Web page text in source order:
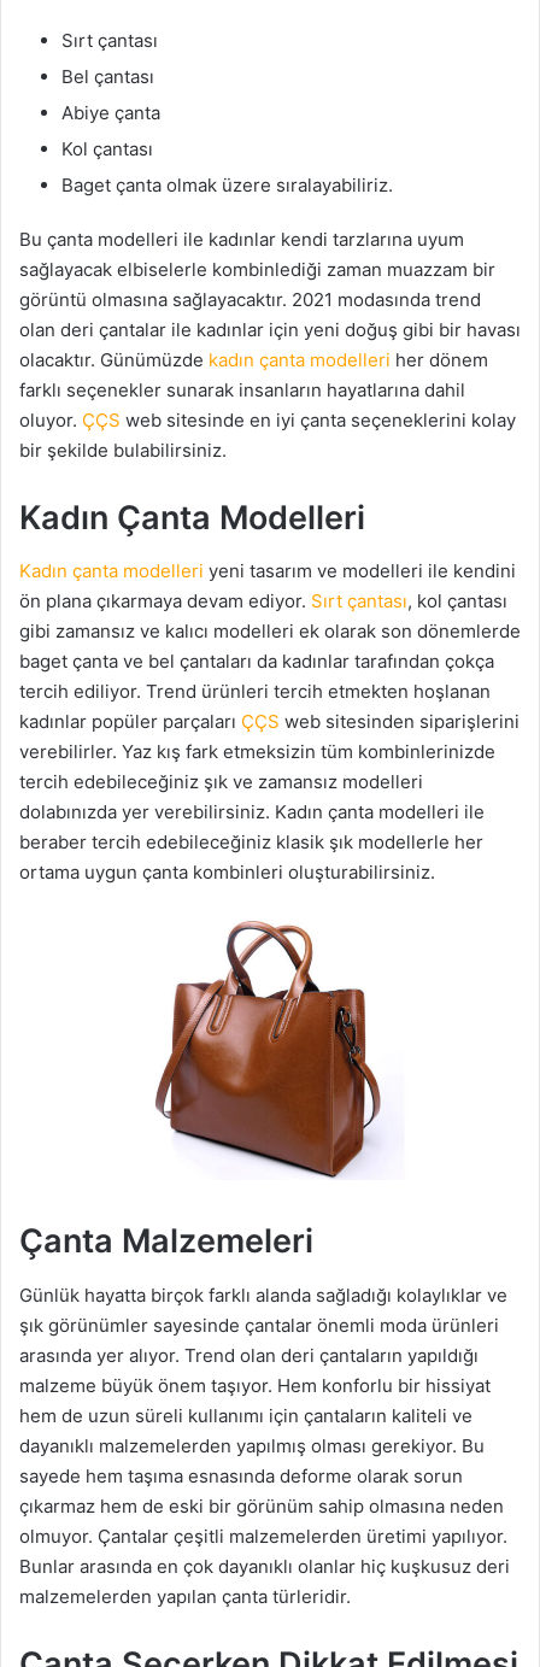
Sırt çantası
Bel çantası
Abiye çanta
Kol çantası
Baget çanta olmak üzere sıralayabiliriz.
Bu çanta modelleri ile kadınlar kendi tarzlarına uyum
sağlayacak elbiselerle kombinlediği zaman muazzam bir
görüntü olmasına sağlayacaktır. 2021 modasında trend
olan deri çantalar ile kadınlar için yeni doğuş gibi bir havası
olacaktır. Günümüzde kadın çanta modelleri her dönem
farklı seçenekler sunarak insanların hayatlarına dahil
oluyor. ÇÇS web sitesinde en iyi çanta seçeneklerini kolay
bir şekilde bulabilirsiniz.
Kadın Çanta Modelleri
Kadın çanta modelleri yeni tasarım ve modelleri ile kendini
ön plana çıkarmaya devam ediyor. Sırt çantası, kol çantası
gibi zamansız ve kalıcı modelleri ek olarak son dönemlerde
baget çanta ve bel çantaları da kadınlar tarafından çokça
tercih ediliyor. Trend ürünleri tercih etmekten hoşlanan
kadınlar popüler parçaları ÇÇS web sitesinden siparişlerini
verebilirler. Yaz kış fark etmeksizin tüm kombinlerinizde
tercih edebileceğiniz şık ve zamansız modelleri
dolabınızda yer verebilirsiniz. Kadın çanta modelleri ile
beraber tercih edebileceğiniz klasik şık modellerle her
ortama uygun çanta kombinleri oluşturabilirsiniz.
Çanta Malzemeleri
Günlük hayatta birçok farklı alanda sağladığı kolaylıklar ve
şık görünümler sayesinde çantalar önemli moda ürünleri
arasında yer alıyor. Trend olan deri çantaların yapıldığı
malzeme büyük önem taşıyor. Hem konforlu bir hissiyat
hem de uzun süreli kullanımı için çantaların kaliteli ve
dayanıklı malzemelerden yapılmış olması gerekiyor. Bu
sayede hem taşıma esnasında deforme olarak sorun
çıkarmaz hem de eski bir görünüm sahip olmasına neden
olmuyor. Çantalar çeşitli malzemelerden üretimi yapılıyor.
Bunlar arasında en çok dayanıklı olanlar hiç kuşkusuz deri
malzemelerden yapılan çanta türleridir.